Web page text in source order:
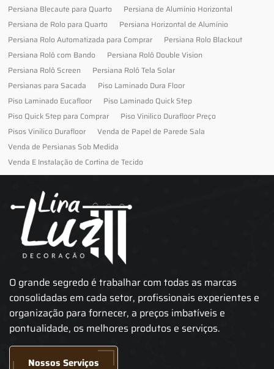
Persiana Blecaute para Quarto
Persiana de Alumínio Horizontal
Persiana de Rolo para Quarto
Persiana Horizontal de Alumínio
Persiana Rolo Automatizada para Comprar
Persiana Rolo Blackout
Persiana Rolô com Bando
Persiana Rolô Double Vision
Persiana Rolô Screen
Persiana Rolô Tela Solar
Persianas para Sacada
Piso Laminado Dura Floor
Piso Laminado Eucafloor
Piso Laminado Quick Step
Piso Quick Step para Comprar
Piso Vinilico Durafloor Preço
Pisos Vinilico Durafloor
Venda de Papel de Parede Sala
Venda de Persianas Sob Medida
Venda E Instalação de Cortina de Tecido
O grande segredo é trabalhar com todas as marcas
consolidadas em cada setor, profissionais experientes e
organização para fornecer, a preços imbatíveis e
pontualidade, os melhores produtos e serviços.
Nossos Serviços